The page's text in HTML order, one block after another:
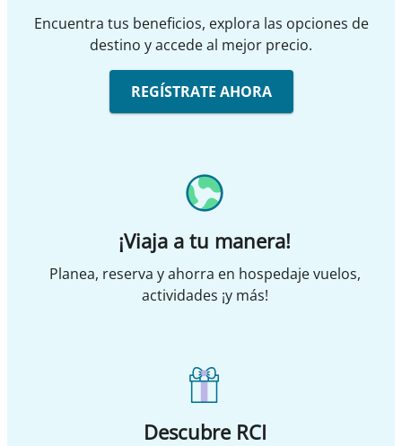
Encuentra tus beneficios, explora las opciones de
destino y accede al mejor precio.
REGÍSTRATE AHORA
¡Viaja a tu manera!
Planea, reserva y ahorra en hospedaje vuelos,
actividades ¡y más!
Descubre RCI